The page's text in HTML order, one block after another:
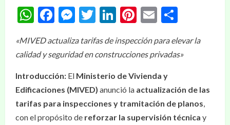
WhatsApp
Facebook
Messenger
Twitter
LinkedIn
Pinterest
Email
«MIVED actualiza tarifas de inspección para elevar la
calidad y seguridad en construcciones privadas»
Introducción: El Ministerio de Vivienda y
Edificaciones (MIVED) anunció la actualización de las
tarifas para inspecciones y tramitación de planos,
con el propósito de reforzar la supervisión técnica y